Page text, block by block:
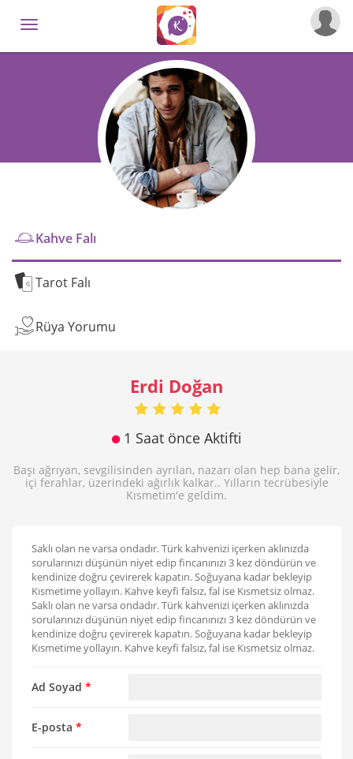
Kahve Falı
Tarot Falı
Rüya Yorumu
Erdi Doğan
1 Saat önce Aktifti
Başı ağrıyan, sevgilisinden ayrılan, nazarı olan hep bana gelir,
içi ferahlar, üzerindeki ağırlık kalkar.. Yılların tecrübesiyle
Kısmetim'e geldim.
Saklı olan ne varsa ondadır. Türk kahvenizi içerken aklınızda
sorularınızı düşünün niyet edip fincanınızı 3 kez döndürün ve
kendinize doğru çevirerek kapatın. Soğuyana kadar bekleyip
Kısmetime yollayın. Kahve keyfi falsız, fal ise Kısmetsiz olmaz.
Saklı olan ne varsa ondadır. Türk kahvenizi içerken aklınızda
sorularınızı düşünün niyet edip fincanınızı 3 kez döndürün ve
kendinize doğru çevirerek kapatın. Soğuyana kadar bekleyip
Kısmetime yollayın. Kahve keyfi falsız, fal ise Kısmetsiz olmaz.
Ad Soyad *
E-posta *